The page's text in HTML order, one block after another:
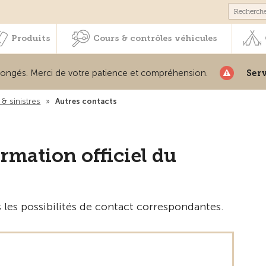
Cours & contrôles
Produits Cours & contrôles véhicules
Merci de votre patience et compréhension. Service
sinistres » Autres contacts
officiel du
possibilités de contact correspondantes.